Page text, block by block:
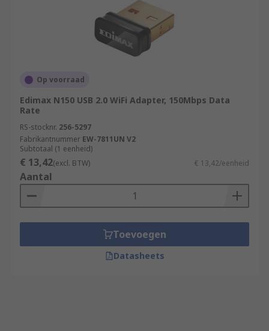
Op voorraad
Edimax N150 USB 2.0 WiFi Adapter, 150Mbps Data
Rate
RS-stocknr. 256-5297
Fabrikantnummer EW-7811UN V2
Subtotaal (1 eenheid)
€ 13,42(excl. BTW) € 13,42/eenheid
Aantal
Toevoegen
Datasheets